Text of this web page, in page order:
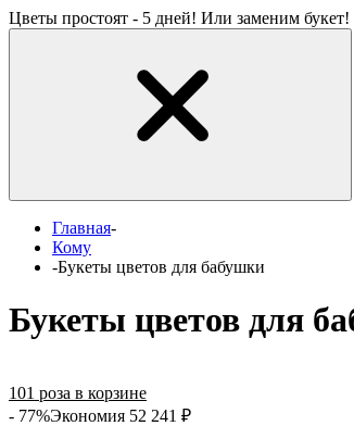
Цветы простоят - 5 дней! Или заменим букет!
Главная-
Кому
-Букеты цветов для бабушки
Букеты цветов для
101 роза в корзине
- 77%Экономия 52 241 ₽